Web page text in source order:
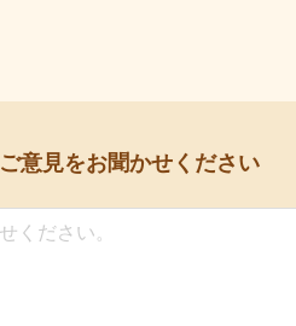
ご意見をお聞かせください